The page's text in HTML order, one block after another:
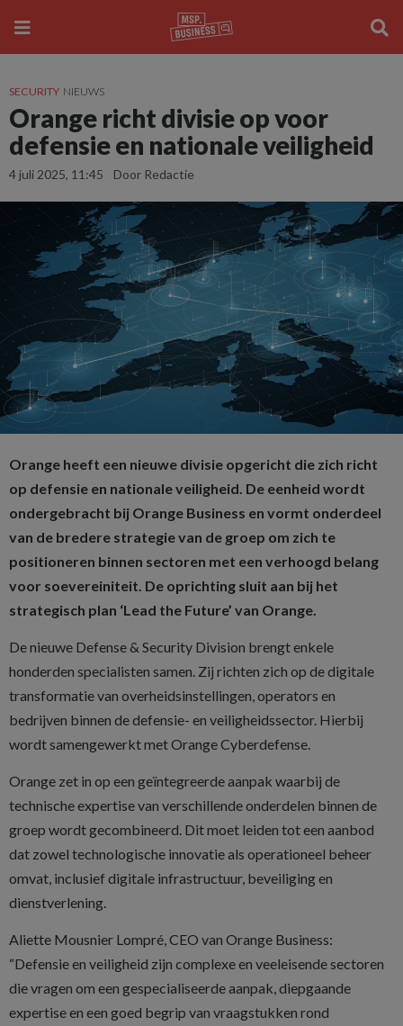
SECURITY NIEUWS
Orange richt divisie op voor
defensie en nationale veiligheid
4 juli 2025, 11:45 Door Redactie
Orange heeft een nieuwe divisie opgericht die zich richt
op defensie en nationale veiligheid. De eenheid wordt
ondergebracht bij Orange Business en vormt onderdeel
van de bredere strategie van de groep om zich te
positioneren binnen sectoren met een verhoogd belang
voor soevereiniteit. De oprichting sluit aan bij het
strategisch plan ‘Lead the Future’ van Orange.
De nieuwe Defense & Security Division brengt enkele
honderden specialisten samen. Zij richten zich op de digitale
transformatie van overheidsinstellingen, operators en
bedrijven binnen de defensie- en veiligheidssector. Hierbij
wordt samengewerkt met Orange Cyberdefense.
Orange zet in op een geïntegreerde aanpak waarbij de
technische expertise van verschillende onderdelen binnen de
groep wordt gecombineerd. Dit moet leiden tot een aanbod
dat zowel technologische innovatie als operationeel beheer
omvat, inclusief digitale infrastructuur, beveiliging en
dienstverlening.
Aliette Mousnier Lompré, CEO van Orange Business:
“Defensie en veiligheid zijn complexe en veeleisende sectoren
die vragen om een gespecialiseerde aanpak, diepgaande
expertise en een goed begrip van vraagstukken rond